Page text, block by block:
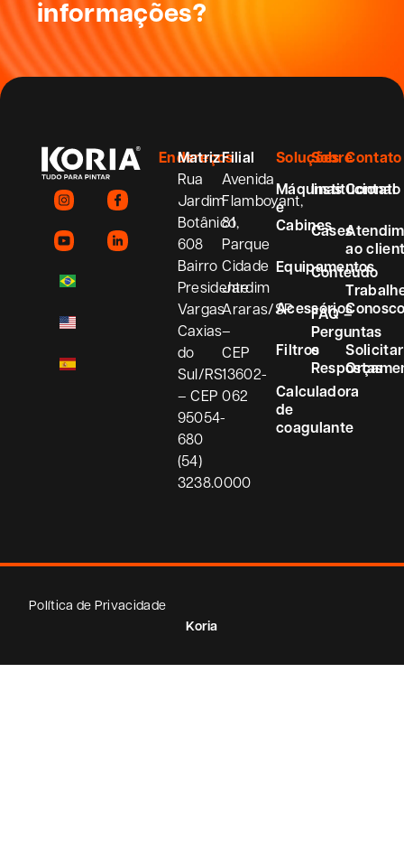
informações?
Endereços
Matriz
Rua
Jardim
Botânico,
608
Bairro
Presidente
Vargas
Caxias
do
Sul/RS
– CEP
95054-
680
(54)
3238.0000
Filial
Avenida
Flamboyant,
81
Parque
Cidade
Jardim
Araras/SP
–
CEP
13602-
062
Soluções
Máquinas
e
Cabines
Equipamentos
Acessórios
Filtros
Calculadora
de
coagulante
Sobre
Institucional
Cases
Conteúdo
FAQ –
Perguntas
e
Respostas
Contato
Contato
ao
Solicitar
Política de Privacidade
Koria